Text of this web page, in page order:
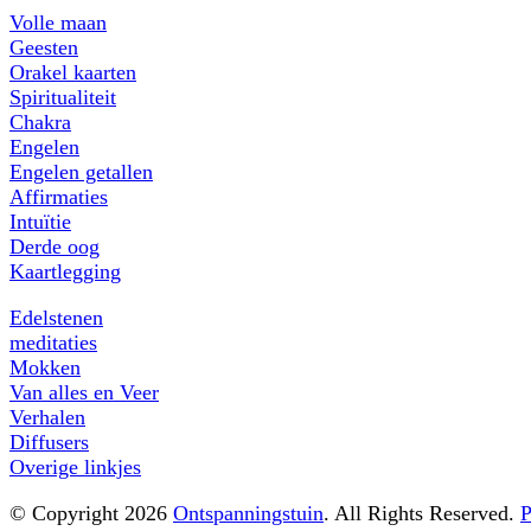
Volle maan
Geesten
Orakel kaarten
Spiritualiteit
Chakra
Engelen
Engelen getallen
Affirmaties
Intuïtie
Derde oog
Kaartlegging
Edelstenen
meditaties
Mokken
Van alles en Veer
Verhalen
Diffusers
Overige linkjes
© Copyright 2026 Ontspanningstuin. All Rights Reserved.